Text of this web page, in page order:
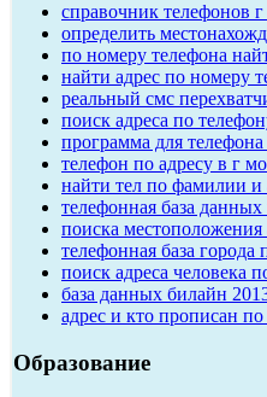
справочник телефонов г
определить
по номеру телефона
найти адрес по номеру
реальный смс
поиск адреса по
программа для
телефон по адресу в г
найти тел по фамилии и
телефонная база
поиска местоположения
телефонная база города
поиск адреса человека
база данных билайн
адрес и кто прописан
Образование